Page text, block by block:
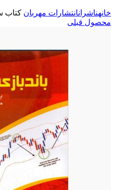
خانهناشرانانتشارات مهربان کتاب
محصول قبلی